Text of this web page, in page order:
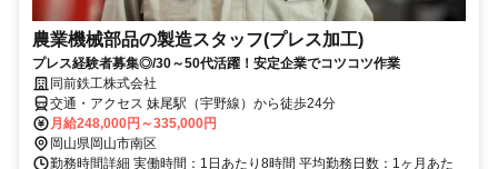
農業機械部品の製造スタッフ(プレス加工)
プレス経験者募集◎/30～50代活躍！安定企業でコツコツ作業
同前鉄工株式会社
交通・アクセス 妹尾駅（宇野線）から徒歩24分
月給248,000円～335,000円
岡山県岡山市南区
勤務時間詳細 実働時間：1日あたり8時間 平均勤務日数：1ヶ月あた